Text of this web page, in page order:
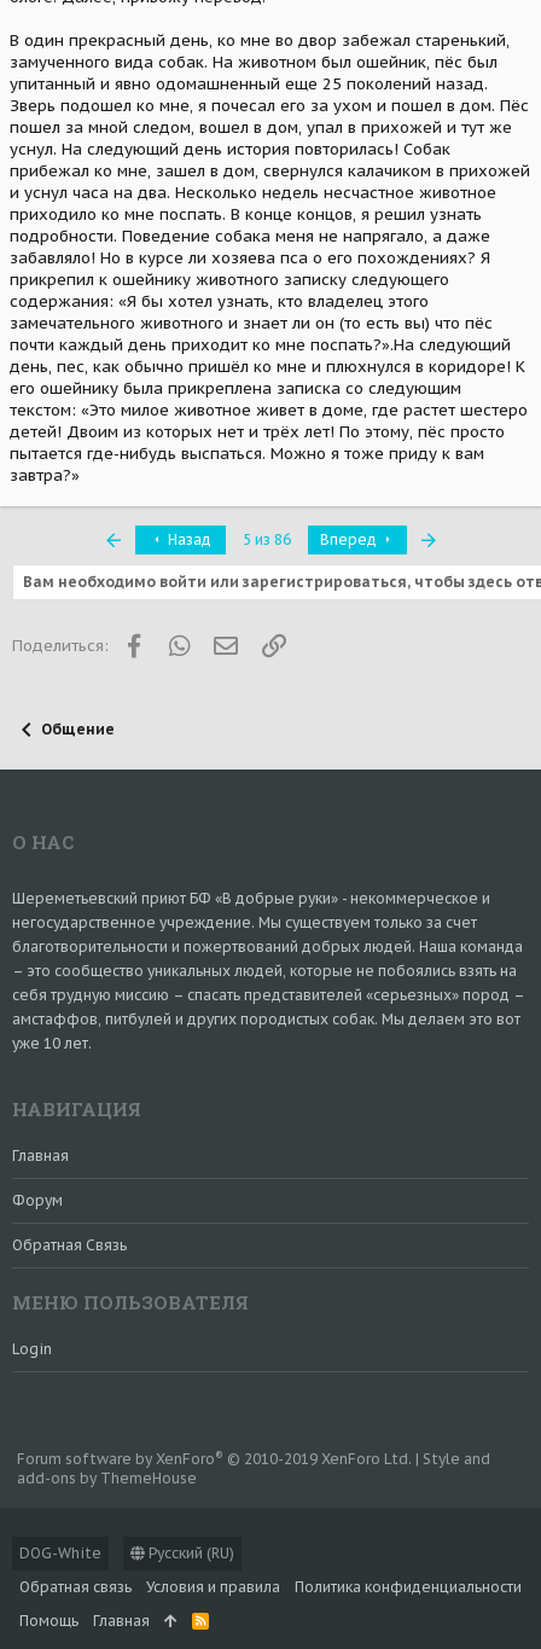
В один прекрасный день, ко мне во двор забежал старенький,
замученного вида собак. На животном был ошейник, пёс был
упитанный и явно одомашненный еще 25 поколений назад.
Зверь подошел ко мне, я почесал его за ухом и пошел в дом. Пёс
пошел за мной следом, вошел в дом, упал в прихожей и тут же
уснул. На следующий день история повторилась! Собак
прибежал ко мне, зашел в дом, свернулся калачиком в прихожей
и уснул чаcа на два. Несколько недель несчастное животное
приходило ко мне поспать. В конце концов, я решил узнать
подробности. Поведение собака меня не напрягало, а даже
забавляло! Но в курсе ли хозяева пса о его похождениях? Я
прикрепил к ошейнику животного записку следующего
содержания: «Я бы хотел узнать, кто владелец этого
замечательного животного и знает ли он (то есть вы) что пёс
почти каждый день приходит ко мне поспать?».На следующий
день, пес, как обычно пришёл ко мне и плюхнулся в коридоре! К
его ошейнику была прикреплена записка со следующим
текстом: «Это милое животное живет в доме, где растет шестеро
детей! Двоим из которых нет и трёх лет! По этому, пёс просто
пытается где-нибудь выспаться. Можно я тоже приду к вам
завтра?»
ПервыйНазад 5 из 86 Вперед
Вам необходимо войти или зарегистрироваться, чтобы здесь
Поделиться: FacebookWhatsAppЭлектронная почта
Ссылка
Общение
О НАС
Шереметьевский приют БФ «В добрые руки» - некоммерческое и
негосударственное учреждение. Мы существуем только за счет
благотворительности и пожертвований добрых людей. Наша команда
– это сообщество уникальных людей, которые не побоялись взять на
себя трудную миссию – спасать представителей «серьезных» пород –
амстаффов, питбулей и других породистых собак. Мы делаем это вот
уже 10 лет.
НАВИГАЦИЯ
Главная
Форум
Обратная Связь
МЕНЮ ПОЛЬЗОВАТЕЛЯ
Login
DOG-White
Русский (RU)
Обратная связь
Условия и правила
Политика конфиденциальности
Помощь
Главная
R
S
Forum software by XenForo® © 2010-2019 XenForo Ltd. | Style and
add-ons by ThemeHouse